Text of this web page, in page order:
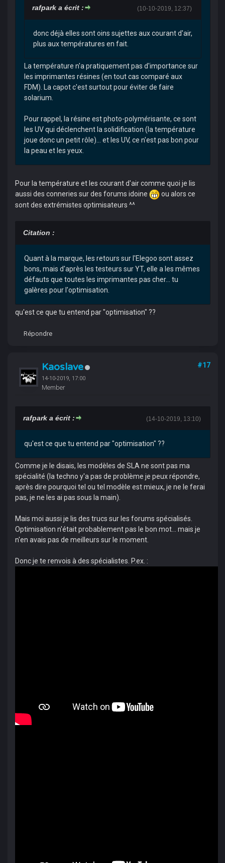
(10-10-2019, 12:37)
rafpark a écrit :
donc déjà elles sont oins sujettes aux courant d'air,
plus aux températures en fait.
La température n'a pratiquement pas d'importance sur
les imprimantes résines (en tout cas comparé aux
FDM). La capot c'est surtout pour éviter de faire
solarium.
Pour rappel, la résine est photo-polymérisante, ce sont
les UV qui déclenchent la solidification (la température
joue donc un petit rôle)... et les UV, ce n'est pas bon pour
la peau et les yeux.
Pour la température et les courant d'air comme quoi je lis
aussi des conneries sur des forums idoine
ou alors ce
sont des extrémistes optimisateurs ^^
Citation :
Quant à la marque, les retours sur l'Elegoo sont assez
bons, mais d'après les testeurs sur YT, elle a les mêmes
défauts que toutes les imprimantes pas cher... tu
galères pour l'optimisation.
qu'est ce que tu entend par "optimisation" ??
Répondre
Kaoslave
14-10-2019, 17:00
Member
#17
(14-10-2019, 13:10)
rafpark a écrit :
qu'est ce que tu entend par "optimisation" ??
Comme je le disais, les modèles de SLA ne sont pas ma
spécialité (la techno y'a pas de problème je peux répondre,
après dire pourquoi tel ou tel modèle est mieux, je ne le ferai
pas, je ne les ai pas sous la main).
Mais moi aussi je lis des trucs sur les forums spécialisés.
Optimisation n'était probablement pas le bon mot... mais je
n'en avais pas de meilleurs sur le moment.
Donc je te renvois à des spécialistes. P.ex. :